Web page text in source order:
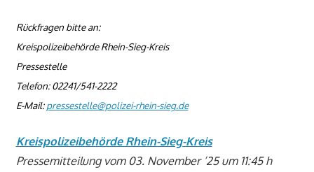
Rückfragen bitte an:
Kreispolizeibehörde Rhein-Sieg-Kreis
Pressestelle
Telefon: 02241/541-2222
E-Mail:pressestelle@polizei-rhein-sieg.de
Kreispolizeibehörde Rhein-Sieg-Kreis
Pressemitteilung vom 03. November ’25 um 11:45 h